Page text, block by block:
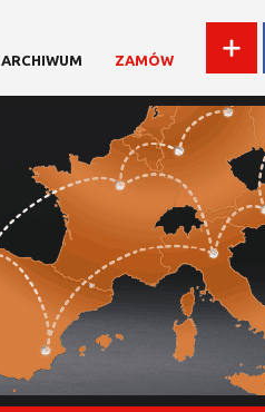
ARCHIWUM ZAMÓW